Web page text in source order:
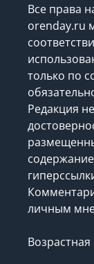
Все права
orenday.ru
только по
Редакция
личным
Возрастная